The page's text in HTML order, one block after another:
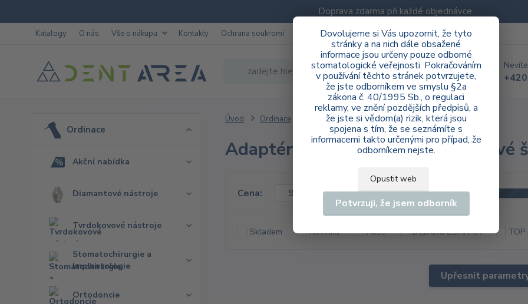
Doprava zdarma při každé objednávce.
Dovolujeme si Vás upozornit, že tyto
stránky a na nich dále obsažené
informace jsou určeny pouze odborné
stomatologické veřejnosti. Pokračováním
v používání těchto stránek potvrzujete,
že jste odborníkem ve smyslu §2a
zákona č. 40/1995 Sb., o regulaci
reklamy, ve znění pozdějších předpisů, a
že jste si vědom(a) rizik, která jsou
spojena s tím, že se seznámíte s
informacemi takto určenými pro případ, že
odborníkem nejste.
Opustit web
Potvrzuji, že jsem odborník
Katalogy O nás Vše o nákupu Kontakty Ochrana soukromí
Hledat
Ordinace
Akční nabídka
Diamantové nástroje
Tvrdokovové nástroje
Stomatochirurgie a
Implantologie
Ortodoncie
Úvod Ordinace Ultrazvukové špičky Adaptéry "Connect"
Adaptéry "Connect" | Ultrazvukové
Upřesnit
Cena: Kč Od
Skladem Novinka Akce Doprava ZDARMA